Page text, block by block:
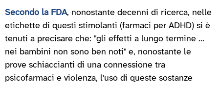
Secondo la FDA, nonostante decenni di ricerca, nelle
etichette di questi stimolanti (farmaci per ADHD) si è
tenuti a precisare che: "gli effetti a lungo termine ...
nei bambini non sono ben noti" e, nonostante le
prove schiaccianti di una connessione tra
psicofarmaci e violenza, l'uso di queste sostanze